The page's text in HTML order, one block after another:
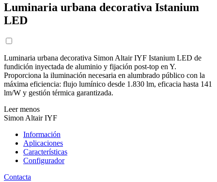
Luminaria urbana decorativa Istanium
LED
Luminaria urbana decorativa Simon Altair IYF Istanium LED de
fundición inyectada de aluminio y fijación post-top en Y.
Proporciona la iluminación necesaria en alumbrado público con la
máxima eficiencia: flujo lumínico desde 1.830 lm, eficacia hasta 141
lm/W y gestión térmica garantizada.
Leer menos
Simon Altair IYF
Información
Aplicaciones
Características
Configurador
Contacta